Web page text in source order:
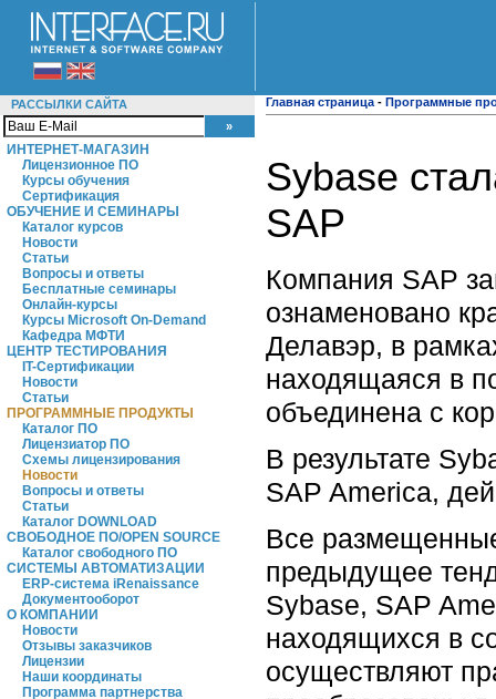
РАССЫЛКИ САЙТА
ИНТЕРНЕТ-МАГАЗИН
Лицензионное ПО
Курсы обучения
Сертификация
ОБУЧЕНИЕ И СЕМИНАРЫ
Каталог курсов
Новости
Статьи
Вопросы и ответы
Бесплатные семинары
Онлайн-курсы
Курсы Microsoft On-Demand
Кафедра МФТИ
ЦЕНТР ТЕСТИРОВАНИЯ
IT-Сертификации
Новости
Статьи
ПРОГРАММНЫЕ ПРОДУКТЫ
Каталог ПО
Лицензиатор ПО
Схемы лицензирования
Новости
Вопросы и ответы
Статьи
Каталог DOWNLOAD
СВОБОДНОЕ ПО/OPEN SOURCE
Каталог свободного ПО
СИСТЕМЫ АВТОМАТИЗАЦИИ
ERP-система iRenaissance
Документооборот
О КОМПАНИИ
Новости
Отзывы заказчиков
Лицензии
Наши координаты
Программа партнерства
Главная страница - Программные
Sybase
SAP
Компания SAP
ознаменовано
Делавэр, в
находящаяся в
объединена с
В результате
SAP America,
Все
предыдущее
Sybase, SAP
находящихся в
осуществляют